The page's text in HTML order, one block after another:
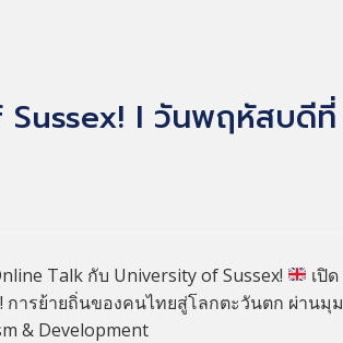
I วันพฤหัสบดีที่
Talk กับ University of Sussex!
เปิด
การย้ายถิ่นของคนไทยสู่โลกตะวันตก ผ่านมุม
& Development